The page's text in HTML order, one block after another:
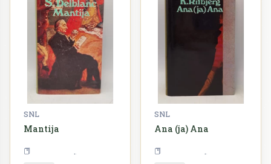
SNL
Mantija
SNL
Ana (ja) Ana